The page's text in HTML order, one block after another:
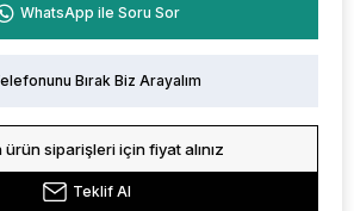
WhatsApp ile Soru Sor
Bırak Biz Arayalım
ürün siparişleri için fiyat alınız
Teklif Al